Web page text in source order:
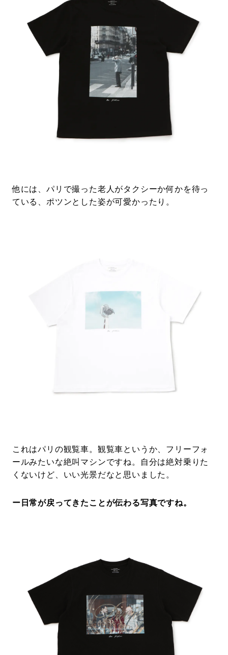
他には、パリで撮った老人がタクシーか何かを待っ
ている、ポツンとした姿が可愛かったり。
これはパリの観覧車。観覧車というか、フリーフォ
ールみたいな絶叫マシンですね。自分は絶対乗りた
くないけど、いい光景だなと思いました。
ー日常が戻ってきたことが伝わる写真ですね。